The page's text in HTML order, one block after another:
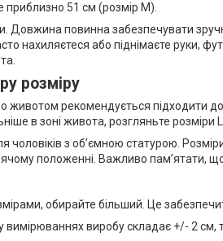
51 см (розмір M).
Довжина повинна забезпечувати
нахиляєтеся або піднімаєте руки,
розміру
животом рекомендується підходити
в зоні живота, розгляньте розміри
з об’ємною статурою.
положенні. Важливо пам’ятати,
обирайте більший. Це
виробу складає +/- 2 см,